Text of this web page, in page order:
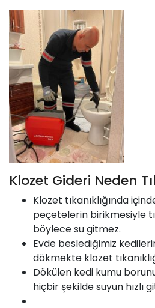
Klozet Gideri Neden
Klozet tıkanıklığında
peçetelerin birikmesiyle
böylece su gitmez.
Evde beslediğimiz
dökmekte klozet
Dökülen kedi kumu
hiçbir şekilde suyun hızlı